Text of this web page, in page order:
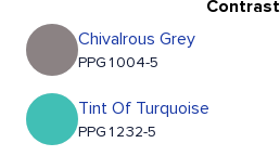
Contrast
Chivalrous Grey
PPG1004-5
Tint Of Turquoise
PPG1232-5